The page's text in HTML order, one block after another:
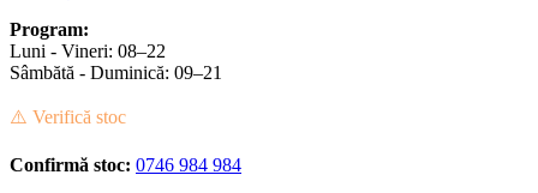
Program:
Luni - Vineri: 08–22
Sâmbătă - Duminică: 09–21
⚠️ Verifică stoc
Confirmă stoc: 0746 984 984